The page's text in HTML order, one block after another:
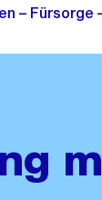
– Fürsorge